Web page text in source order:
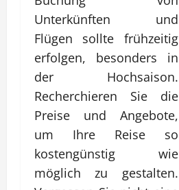
Unterkünften und
Flügen sollte frühzeitig
erfolgen, besonders in
der Hochsaison.
Recherchieren Sie die
Preise und Angebote,
um Ihre Reise so
kostengünstig wie
möglich zu gestalten.